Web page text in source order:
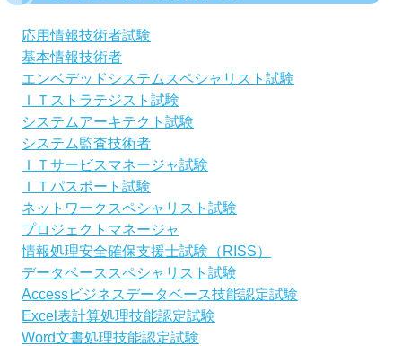
応用情報技術者試験
基本情報技術者
エンベデッドシステムスペシャリスト試験
ＩＴストラテジスト試験
システムアーキテクト試験
システム監査技術者
ＩＴサービスマネージャ試験
ＩＴパスポート試験
ネットワークスペシャリスト試験
プロジェクトマネージャ
情報処理安全確保支援士試験（RISS）
データベーススペシャリスト試験
Accessビジネスデータベース技能認定試験
Excel表計算処理技能認定試験
Word文書処理技能認定試験